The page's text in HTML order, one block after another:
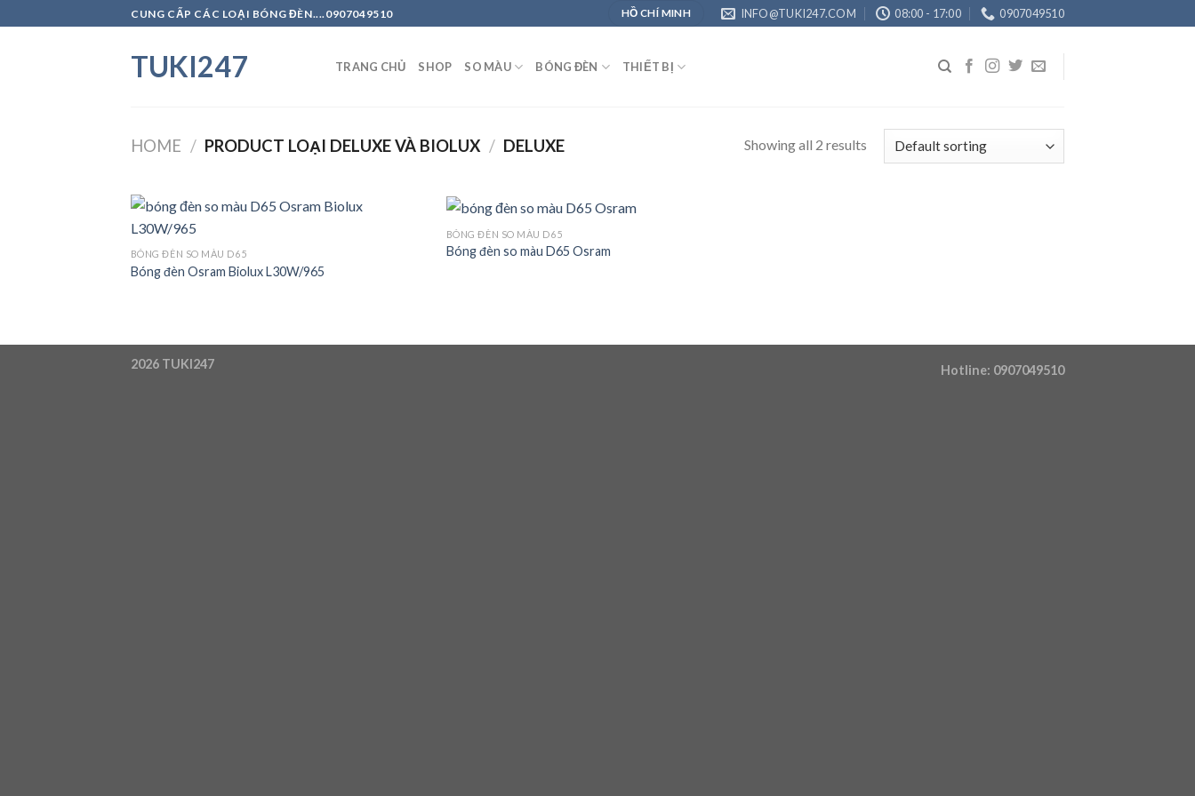
to
CUNG CẤP CÁC LOẠI BÓNG ĐÈN....0907049510 HỒ CHÍ MINH INFO@TUKI247.COM 08:00 - 17:00 0907049510
TUKI247 TRANG CHỦ SHOP SO MÀU BÓNG ĐÈN THIẾT BỊ
HOME / PRODUCT LOẠI DELUXE VÀ BIOLUX / DELUXE Showing all 2 results
BÓNG ĐÈN SO MÀU D65
Bóng đèn Osram Biolux L30W/965
BÓNG ĐÈN SO MÀU D65
Bóng đèn so màu D65 Osram
Hotline: 0907049510
2026 TUKI247